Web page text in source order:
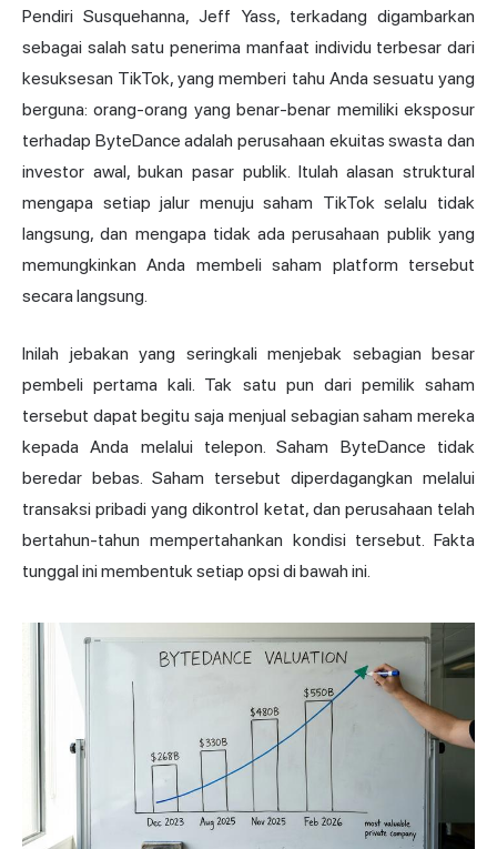
Pendiri Susquehanna, Jeff Yass, terkadang digambarkan
sebagai salah satu penerima manfaat individu terbesar dari
kesuksesan TikTok, yang memberi tahu Anda sesuatu yang
berguna: orang-orang yang benar-benar memiliki eksposur
terhadap ByteDance adalah perusahaan ekuitas swasta dan
investor awal, bukan pasar publik. Itulah alasan struktural
mengapa setiap jalur menuju saham TikTok selalu tidak
langsung, dan mengapa tidak ada perusahaan publik yang
memungkinkan Anda membeli saham platform tersebut
secara langsung.
Inilah jebakan yang seringkali menjebak sebagian besar
pembeli pertama kali. Tak satu pun dari pemilik saham
tersebut dapat begitu saja menjual sebagian saham mereka
kepada Anda melalui telepon. Saham ByteDance tidak
beredar bebas. Saham tersebut diperdagangkan melalui
transaksi pribadi yang dikontrol ketat, dan perusahaan telah
bertahun-tahun mempertahankan kondisi tersebut. Fakta
tunggal ini membentuk setiap opsi di bawah ini.